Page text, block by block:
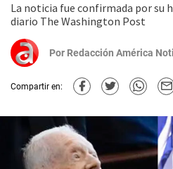
La noticia fue confirmada por su
diario The Washington Post
Por Redacción América
Compartir en: